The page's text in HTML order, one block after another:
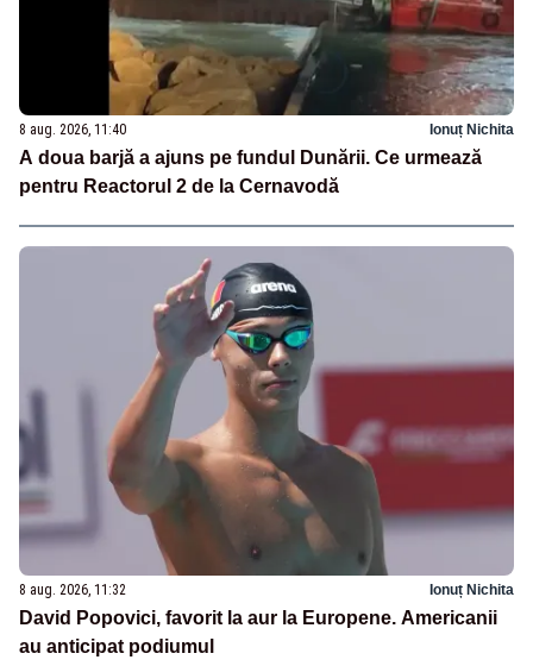
8 aug. 2026, 11:40 Ionuț Nichita
A doua barjă a ajuns pe fundul Dunării. Ce urmează
pentru Reactorul 2 de la Cernavodă
8 aug. 2026, 11:32 Ionuț Nichita
David Popovici, favorit la aur la Europene. Americanii
au anticipat podiumul